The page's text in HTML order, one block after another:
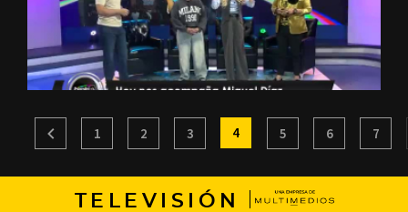
1 2 3 4 5 6 7
TELEVISIÓN